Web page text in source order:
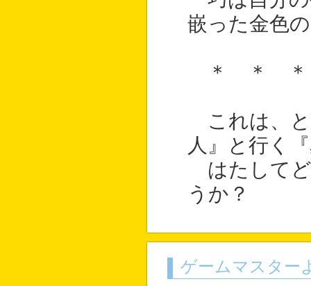
嵌った金色
＊ ＊ ＊
これは、と
人』と行く
はたしてど
うか？
ゲームマスター